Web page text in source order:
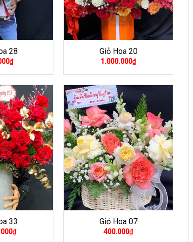
28
₫
Giỏ Hoa 20
1.000.000₫
33
₫
Giỏ Hoa 07
400.000₫